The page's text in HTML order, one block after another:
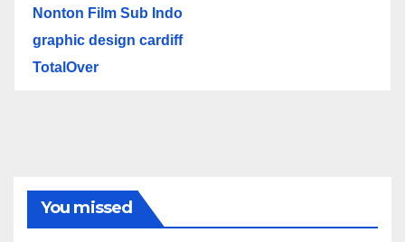
Nonton Film Sub Indo
graphic design cardiff
TotalOver
You missed